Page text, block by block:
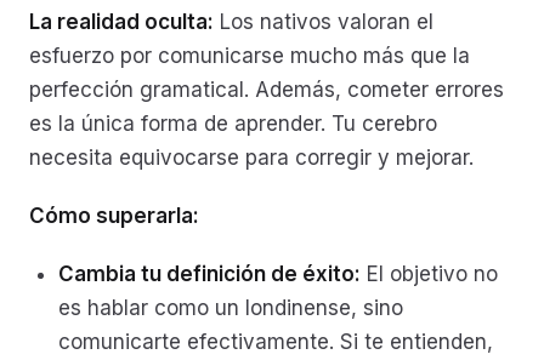
La realidad oculta: Los nativos valoran el
esfuerzo por comunicarse mucho más que la
perfección gramatical. Además, cometer errores
es la única forma de aprender. Tu cerebro
necesita equivocarse para corregir y mejorar.
Cómo superarla:
Cambia tu definición de éxito: El objetivo no
es hablar como un londinense, sino
comunicarte efectivamente. Si te entienden,